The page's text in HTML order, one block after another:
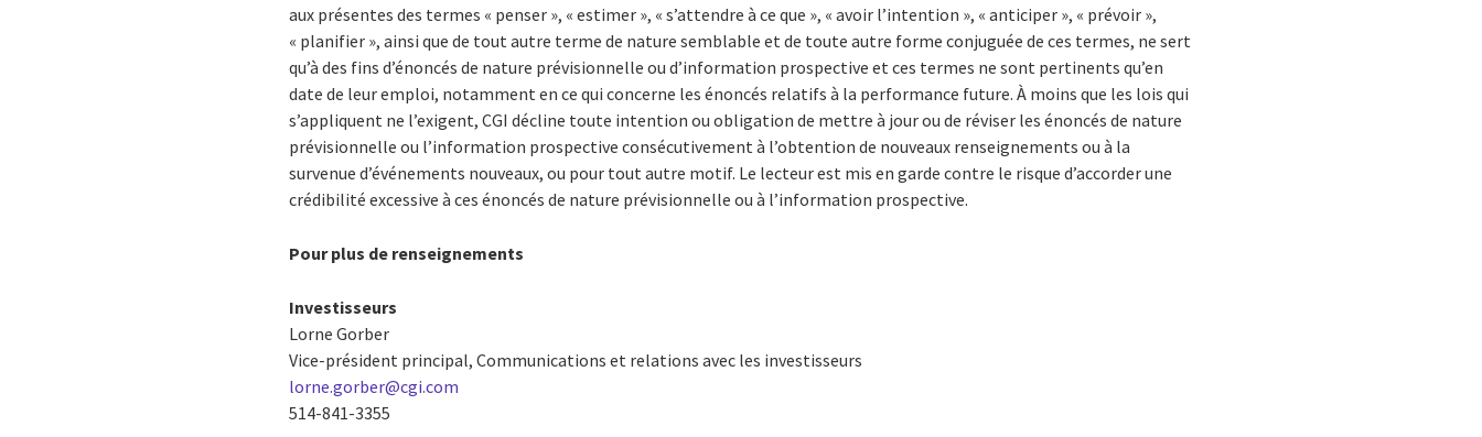
aux présentes des termes « penser », « estimer », « s’attendre à ce que », « avoir l’intention », « anticiper », « prévoir »,
« planifier », ainsi que de tout autre terme de nature semblable et de toute autre forme conjuguée de ces termes, ne sert
qu’à des fins d’énoncés de nature prévisionnelle ou d’information prospective et ces termes ne sont pertinents qu’en
date de leur emploi, notamment en ce qui concerne les énoncés relatifs à la performance future. À moins que les lois qui
s’appliquent ne l’exigent, CGI décline toute intention ou obligation de mettre à jour ou de réviser les énoncés de nature
prévisionnelle ou l’information prospective consécutivement à l’obtention de nouveaux renseignements ou à la
survenue d’événements nouveaux, ou pour tout autre motif. Le lecteur est mis en garde contre le risque d’accorder une
crédibilité excessive à ces énoncés de nature prévisionnelle ou à l’information prospective.
Pour plus de renseignements
Investisseurs
Lorne Gorber
Vice-président principal, Communications et relations avec les investisseurs
lorne.gorber@cgi.com
514-841-3355